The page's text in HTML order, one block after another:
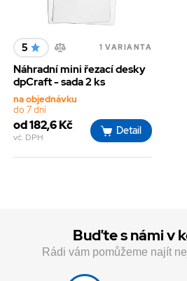
5 1 VARIANTA
Náhradní mini řezací desky
dpCraft - sada 2 ks
na objednávku
do 7 dní
od 182,6 Kč
vč. DPH
Detail
Buďte s námi v
Rádi vám pomůžeme najít